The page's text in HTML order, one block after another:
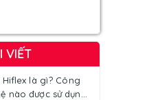
VIẾT
Hiflex là gì? Công
nào được sử dụng